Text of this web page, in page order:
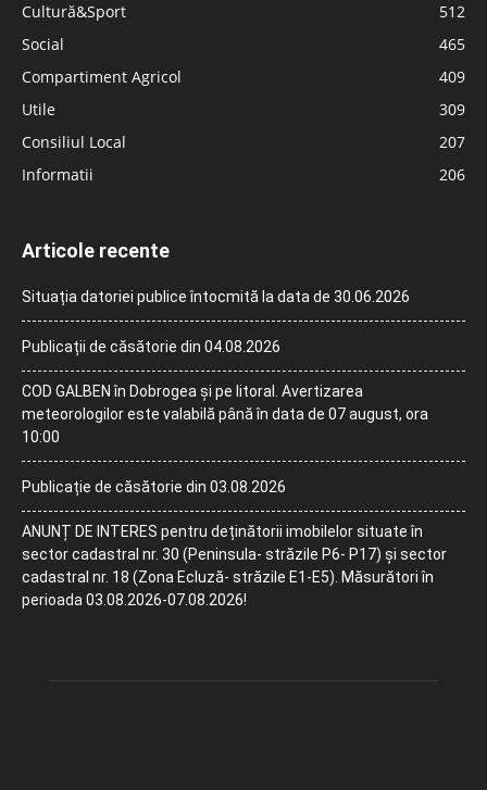
Cultură&Sport
512
Social
465
Compartiment Agricol
409
Utile
309
Consiliul Local
207
Informatii
206
Articole recente
Situația datoriei publice întocmită la data de 30.06.2026
Publicații de căsătorie din 04.08.2026
COD GALBEN în Dobrogea și pe litoral. Avertizarea
meteorologilor este valabilă până în data de 07 august, ora
10:00
Publicație de căsătorie din 03.08.2026
ANUNȚ DE INTERES pentru deținătorii imobilelor situate în
sector cadastral nr. 30 (Peninsula- străzile P6- P17) și sector
cadastral nr. 18 (Zona Ecluză- străzile E1-E5). Măsurători în
perioada 03.08.2026-07.08.2026!